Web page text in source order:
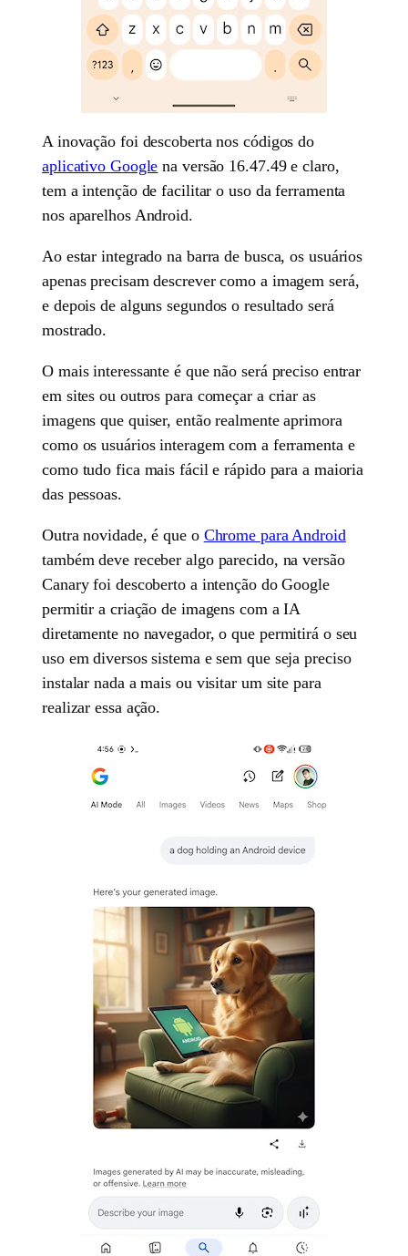
A inovação foi descoberta nos códigos do
aplicativo Google na versão 16.47.49 e claro,
tem a intenção de facilitar o uso da ferramenta
nos aparelhos Android.
Ao estar integrado na barra de busca, os usuários
apenas precisam descrever como a imagem será,
e depois de alguns segundos o resultado será
mostrado.
O mais interessante é que não será preciso entrar
em sites ou outros para começar a criar as
imagens que quiser, então realmente aprimora
como os usuários interagem com a ferramenta e
como tudo fica mais fácil e rápido para a maioria
das pessoas.
Outra novidade, é que o Chrome para Android
também deve receber algo parecido, na versão
Canary foi descoberto a intenção do Google
permitir a criação de imagens com a IA
diretamente no navegador, o que permitirá o seu
uso em diversos sistema e sem que seja preciso
instalar nada a mais ou visitar um site para
realizar essa ação.